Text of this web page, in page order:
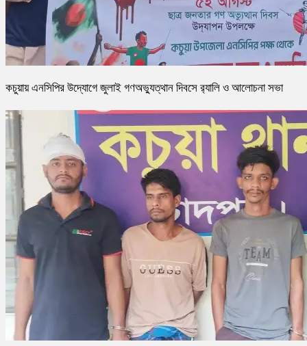
কচুয়ায় এনসিপির উদ্যোগে জুলাই গণঅভ্যুত্থান দিবসে র‌্যালি ও আলোচনা সভা